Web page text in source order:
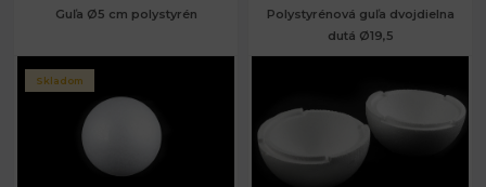
Guľa Ø5 cm polystyrén
Skladom
Polystyrénová guľa dvojdielna
dutá Ø19,5